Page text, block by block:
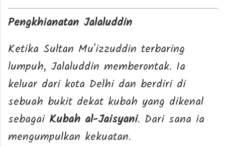
Pengkhianatan Jalaluddin
Ketika Sultan Mu'izzuddin terbaring
lumpuh, Jalaluddin memberontak. Ia
keluar dari kota Delhi dan berdiri di
sebuah bukit dekat kubah yang dikenal
sebagai Kubah al-Jaisyani. Dari sana ia
mengumpulkan kekuatan.